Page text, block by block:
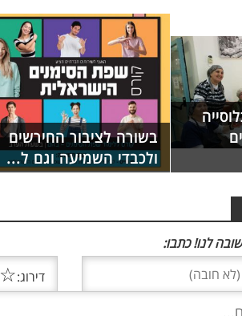
בשורה לציבור החירשים
ולכבדי השמיעה וגם ל...
לנו! כתבו:
דירוג:☆